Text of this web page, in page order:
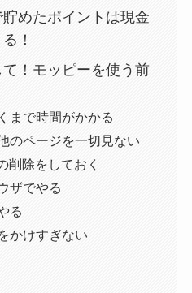
めたポイントは現金
！
！モッピーを使う前
まで時間がかかる
のページを一切見ない
削除をしておく
ザでやる
る
かけすぎない